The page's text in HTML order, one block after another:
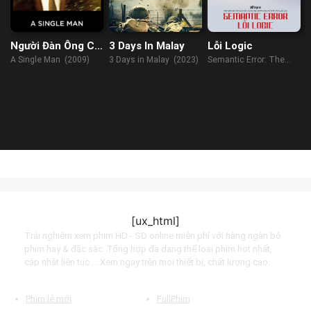
Người Đàn Ông Cô
Đơn
A Single Man (2009)
3 Days In Malay
3 Days in Malay (2023)
Lỗi Logic
Semantic Error: The